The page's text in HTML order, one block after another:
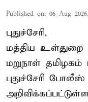
Published on: 06 Aug
புதுச்சேரி,
மத்திய
மறுநாள் தமிழகம்
புதுச்சேரி போலீஸ்